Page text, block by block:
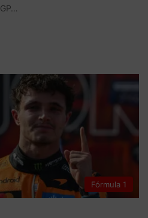
Fórmula 1